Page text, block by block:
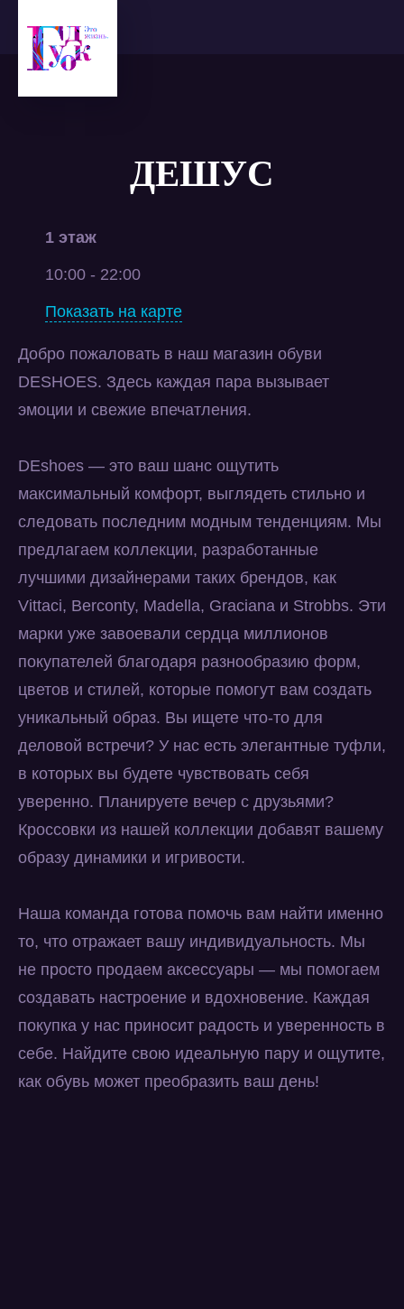
ДЕШУС
1 этаж
10:00 - 22:00
Показать на карте
Добро пожаловать в наш магазин обуви
DESHOES. Здесь каждая пара вызывает
эмоции и свежие впечатления.
DEshoes — это ваш шанс ощутить
максимальный комфорт, выглядеть стильно и
следовать последним модным тенденциям. Мы
предлагаем коллекции, разработанные
лучшими дизайнерами таких брендов, как
Vittaci, Berconty, Madella, Graciana и Strobbs. Эти
марки уже завоевали сердца миллионов
покупателей благодаря разнообразию форм,
цветов и стилей, которые помогут вам создать
уникальный образ. Вы ищете что-то для
деловой встречи? У нас есть элегантные туфли,
в которых вы будете чувствовать себя
уверенно. Планируете вечер с друзьями?
Кроссовки из нашей коллекции добавят вашему
образу динамики и игривости.
Наша команда готова помочь вам найти именно
то, что отражает вашу индивидуальность. Мы
не просто продаем аксессуары — мы помогаем
создавать настроение и вдохновение. Каждая
покупка у нас приносит радость и уверенность в
себе. Найдите свою идеальную пару и ощутите,
как обувь может преобразить ваш день!